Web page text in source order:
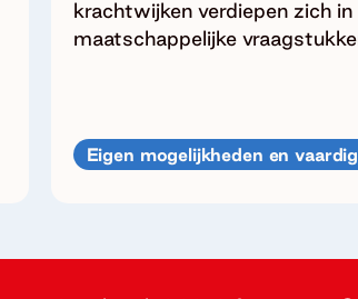
krachtwijken verdiepen zich in
maatschappelijke
Eigen mogelijkheden en